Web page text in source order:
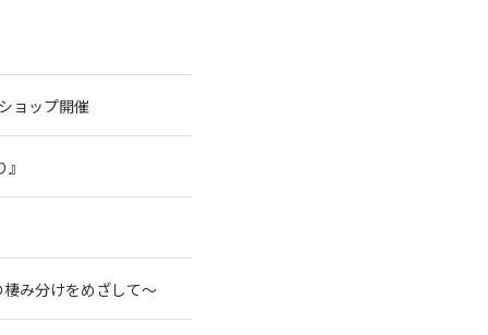
ョップ開催
み分けをめざして～